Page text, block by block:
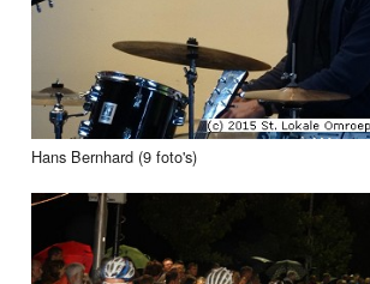
Hans Bernhard (9 foto's)